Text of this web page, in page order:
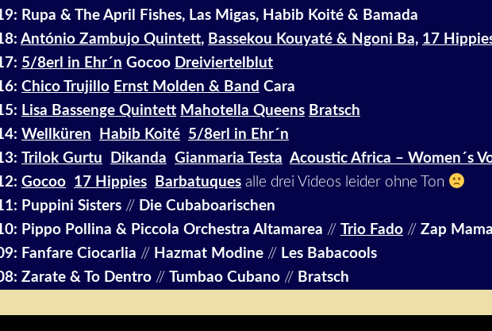
Rupa & The April Fishes, Las Migas, Habib Koité & Bamada
António Zambujo Quintett, Bassekou Kouyaté & Ngoni Ba, 17
5/8erl in Ehr´n Gocoo Dreiviertelblut
Chico Trujillo Ernst Molden & Band Cara
Lisa Bassenge Quintett Mahotella Queens Bratsch
Wellküren Habib Koité 5/8erl in Ehr´n
Trilok Gurtu Dikanda Gianmaria Testa Acoustic Africa – Women´s
Gocoo 17 Hippies Barbatuques alle drei Videos leider ohne Ton
Puppini Sisters // Die Cubaboarischen
Pippo Pollina & Piccola Orchestra Altamarea // Trio Fado // Zap Mama
Fanfare Ciocarlia // Hazmat Modine // Les Babacools
Zarate & To Dentro // Tumbao Cubano // Bratsch